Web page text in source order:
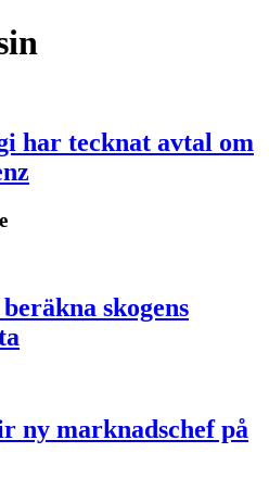
har tecknat avtal om
skogens
ny marknadschef på